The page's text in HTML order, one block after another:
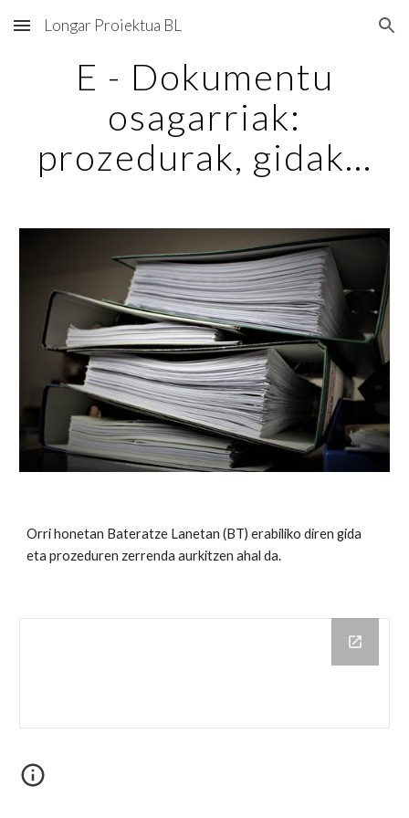
Skip to main content Skip to navigation
Longar Proiektua BL
E - Dokumentu
osagarriak:
prozedurak, gidak...
Orri honetan Bateratze Lanetan (BT) erabiliko diren gida
eta prozeduren zerrenda aurkitzen ahal da.